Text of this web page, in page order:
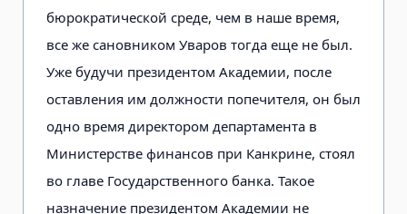
бюрократической среде, чем в наше время,
все же сановником Уваров тогда еще не был.
Уже будучи президентом Академии, после
оставления им должности попечителя, он был
одно время директором департамента в
Министерстве финансов при Канкрине, стоял
во главе Государственного банка. Такое
назначение президентом Академии не